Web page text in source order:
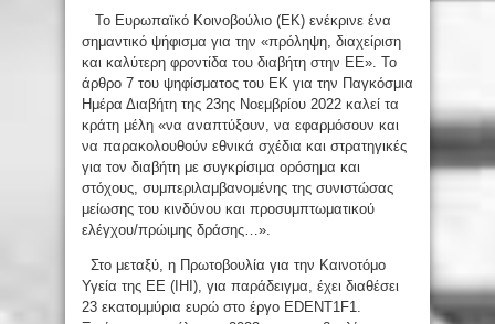
Το Ευρωπαϊκό Κοινοβούλιο (ΕΚ) ενέκρινε ένα
σημαντικό ψήφισμα για την «πρόληψη, διαχείριση
και καλύτερη φροντίδα του διαβήτη στην ΕΕ». Το
άρθρο 7 του ψηφίσματος του ΕΚ για την Παγκόσμια
Ημέρα Διαβήτη της 23ης Νοεμβρίου 2022 καλεί τα
κράτη μέλη «να αναπτύξουν, να εφαρμόσουν και
να παρακολουθούν εθνικά σχέδια και στρατηγικές
για τον διαβήτη με συγκρίσιμα ορόσημα και
στόχους, συμπεριλαμβανομένης της συνιστώσας
μείωσης του κινδύνου και προσυμπτωματικού
ελέγχου/πρώιμης δράσης…».
Στο μεταξύ, η Πρωτοβουλία για την Καινοτόμο
Υγεία της ΕΕ (IHI), για παράδειγμα, έχει διαθέσει
23 εκατομμύρια ευρώ στο έργο EDENT1F1.